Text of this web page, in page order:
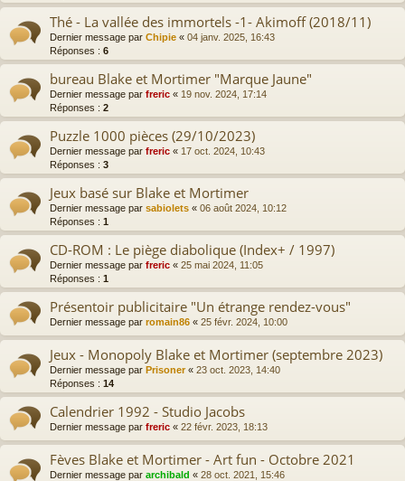
Thé - La vallée des immortels -1- Akimoff (2018/11)
Dernier message par Chipie « 04 janv. 2025, 16:43
Réponses : 6
bureau Blake et Mortimer "Marque Jaune"
Dernier message par freric « 19 nov. 2024, 17:14
Réponses : 2
Puzzle 1000 pièces (29/10/2023)
Dernier message par freric « 17 oct. 2024, 10:43
Réponses : 3
Jeux basé sur Blake et Mortimer
Dernier message par sabiolets « 06 août 2024, 10:12
Réponses : 1
CD-ROM : Le piège diabolique (Index+ / 1997)
Dernier message par freric « 25 mai 2024, 11:05
Réponses : 1
Présentoir publicitaire "Un étrange rendez-vous"
Dernier message par romain86 « 25 févr. 2024, 10:00
Jeux - Monopoly Blake et Mortimer (septembre 2023)
Dernier message par Prisoner« 23 oct. 2023, 14:40
Réponses : 14
Calendrier 1992 - Studio Jacobs
Dernier message par freric « 22 févr. 2023, 18:13
Fèves Blake et Mortimer - Art fun - Octobre 2021
Dernier message par archibald « 28 oct. 2021, 15:46